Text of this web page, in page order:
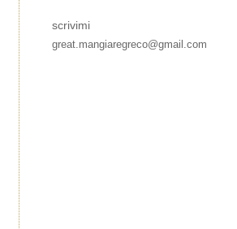
scrivimi
great.mangiaregreco@gmail.com